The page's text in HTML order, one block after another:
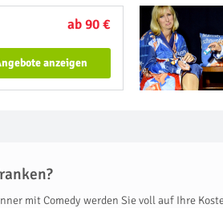
ab 90 €
anzeigen
mit Comedy werden Sie voll auf Ihre